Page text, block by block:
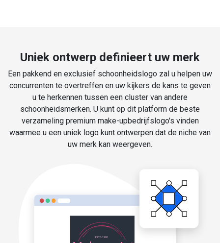
Uniek ontwerp definieert uw merk
Een pakkend en exclusief schoonheidslogo zal u helpen uw
concurrenten te overtreffen en uw kijkers de kans te geven
u te herkennen tussen een cluster van andere
schoonheidsmerken. U kunt op dit platform de beste
verzameling premium make-upbedrijfslogo's vinden
waarmee u een uniek logo kunt ontwerpen dat de niche van
uw merk kan weergeven.